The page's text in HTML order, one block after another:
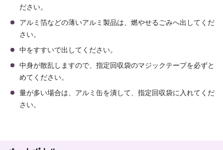
ださい。
アルミ箔などの薄いアルミ製品は、燃やせるごみへ出してくだ
さい。
中をすすいで出してください。
中身が散乱しますので、指定回収袋のマジックテープを必ずと
めてください。
量が多い場合は、アルミ缶を潰して、指定回収袋に入れてくだ
さい。